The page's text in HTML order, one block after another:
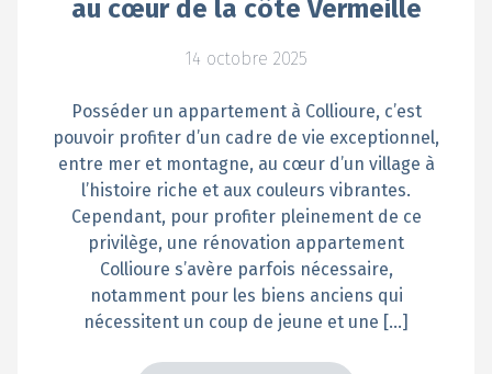
au cœur de la côte Vermeille
14 octobre 2025
Posséder un appartement à Collioure, c’est
pouvoir profiter d’un cadre de vie exceptionnel,
entre mer et montagne, au cœur d’un village à
l’histoire riche et aux couleurs vibrantes.
Cependant, pour profiter pleinement de ce
privilège, une rénovation appartement
Collioure s’avère parfois nécessaire,
notamment pour les biens anciens qui
nécessitent un coup de jeune et une […]